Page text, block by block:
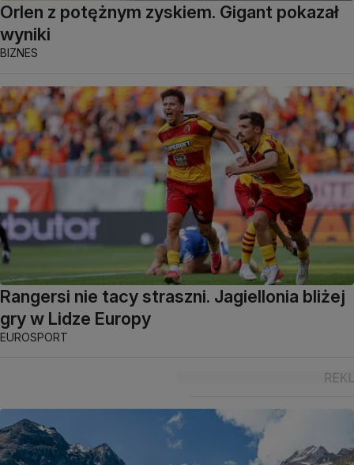
Orlen z potężnym zyskiem. Gigant pokazał
wyniki
BIZNES
Rangersi nie tacy straszni. Jagiellonia bliżej
gry w Lidze Europy
EUROSPORT